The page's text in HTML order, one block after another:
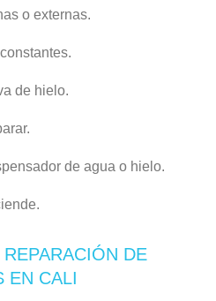
o externas.
de hielo.
de agua o hielo.
DE
EN CALI